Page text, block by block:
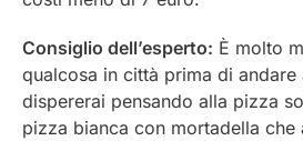
Consiglio dell’esperto: È molto
qualcosa in città prima di andare
dispererai pensando alla pizza
pizza bianca con mortadella che